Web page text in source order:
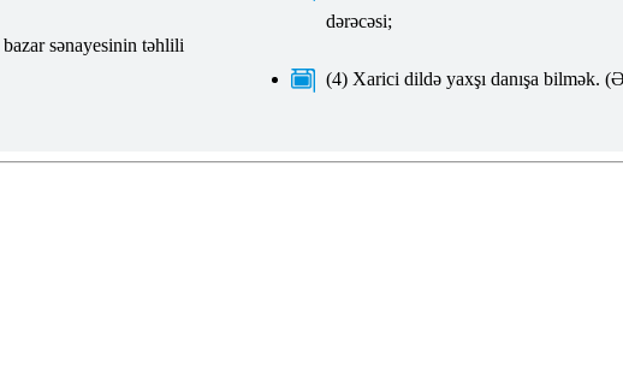
sənayesinin təhlili
dərəcəsi;
(4) Xarici dildə yaxşı danışa bilmək.